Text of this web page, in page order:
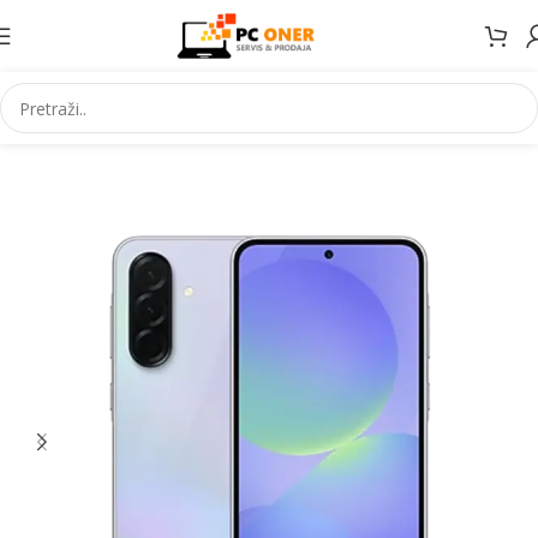
Početna Elektronika Mobiteli Mobilni telefoni